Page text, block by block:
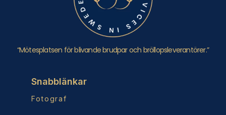
“Mötesplatsen för blivande brudpar och bröllopsleverantörer.”
Snabblänkar
Fotograf